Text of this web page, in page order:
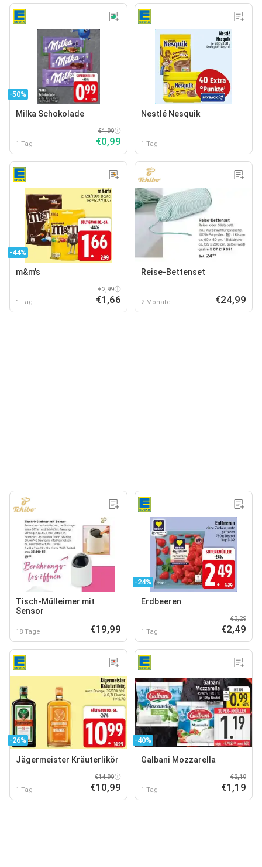
-50%
Milka Schokolade
1 Tag
€1,99
€0,99
Nestlé Nesquik
1 Tag
-44%
m&m's
1 Tag
€2,99
€1,66
Reise-Bettenset
2 Monate €24,99
Tisch-Mülleimer mit
Sensor
18 Tage €19,99
-24%
Erdbeeren
1 Tag
€3,29
€2,49
-26%
Jägermeister Kräuterlikör
1 Tag
€14,99
€10,99
-40%
Galbani Mozzarella
1 Tag
€2,19
€1,19